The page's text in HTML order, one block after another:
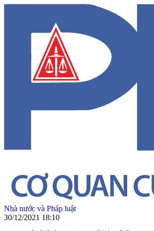
Nhà nước và Pháp luật
30/12/2021 18:10